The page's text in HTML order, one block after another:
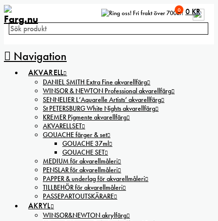
Fri frakt över 700kr!
Navigation
0 0 KR
AKVARELL
DANIEL SMITH Extra Fine akvarellfärg
WINSOR & NEWTON Professional akvarellfärg
SENNELIER L’Aquarelle Artists’ akvarellfärg
St PETERSBURG White Nights akvarellfärg
KREMER Pigmente akvarellfärg
AKVARELLSET
GOUACHE färger & set
GOUACHE 37ml
GOUACHE SET
MEDIUM för akvarellmåleri
PENSLAR för akvarellmåleri
PAPPER & underlag för akvarellmåleri
TILLBEHÖR för akvarellmåleri
PASSEPARTOUTSKÄRARE
AKRYL
WINSOR&NEWTON akrylfärg